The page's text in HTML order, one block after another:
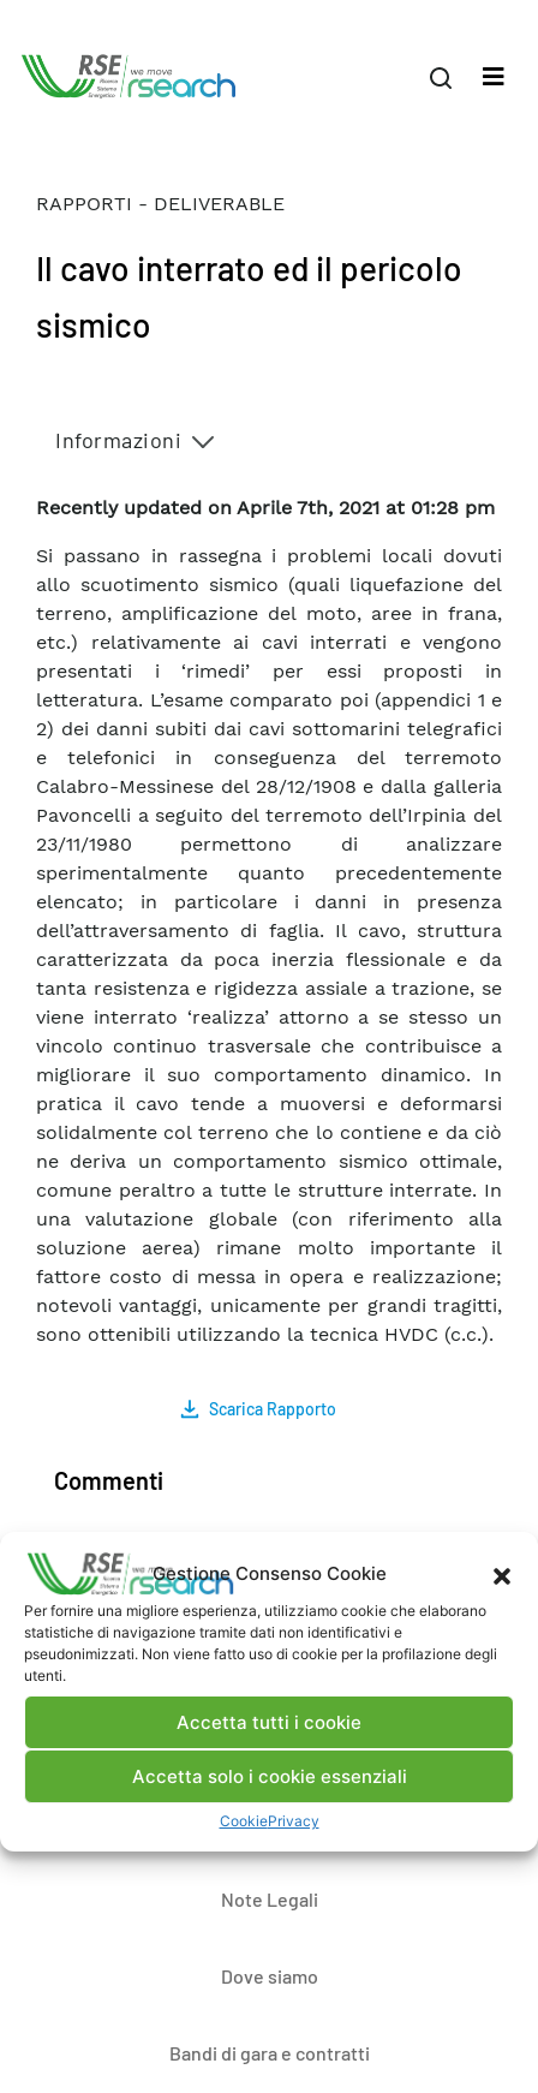
Gestione Consenso Cookie
Per fornire una migliore esperienza, utilizziamo cookie che elaborano
statistiche di navigazione tramite dati non identificativi e
pseudonimizzati. Non viene fatto uso di cookie per la profilazione degli
utenti.
Accetta tutti i cookie
Accetta solo i cookie essenziali
CookiePrivacy
RAPPORTI - DELIVERABLE
Il cavo interrato ed il pericolo
sismico
Informazioni
Recently updated on Aprile 7th, 2021 at 01:28 pm
Si passano in rassegna i problemi locali dovuti
allo scuotimento sismico (quali liquefazione del
terreno, amplificazione del moto, aree in frana,
etc.) relativamente ai cavi interrati e vengono
presentati i ‘rimedi’ per essi proposti in
letteratura. L’esame comparato poi (appendici 1 e
2) dei danni subiti dai cavi sottomarini telegrafici
e telefonici in conseguenza del terremoto
Calabro-Messinese del 28/12/1908 e dalla galleria
Pavoncelli a seguito del terremoto dell’Irpinia del
23/11/1980 permettono di analizzare
sperimentalmente quanto precedentemente
elencato; in particolare i danni in presenza
dell’attraversamento di faglia. Il cavo, struttura
caratterizzata da poca inerzia flessionale e da
tanta resistenza e rigidezza assiale a trazione, se
viene interrato ‘realizza’ attorno a se stesso un
vincolo continuo trasversale che contribuisce a
migliorare il suo comportamento dinamico. In
pratica il cavo tende a muoversi e deformarsi
solidalmente col terreno che lo contiene e da ciò
ne deriva un comportamento sismico ottimale,
comune peraltro a tutte le strutture interrate. In
una valutazione globale (con riferimento alla
soluzione aerea) rimane molto importante il
fattore costo di messa in opera e realizzazione;
notevoli vantaggi, unicamente per grandi tragitti,
sono ottenibili utilizzando la tecnica HVDC (c.c.).
Scarica Rapporto
Commenti
Pubblica un commento
Contatti
Note Legali
Dove siamo
Bandi di gara e contratti